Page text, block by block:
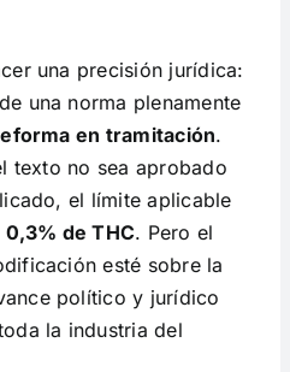
una precisión jurídica:
una norma plenamente
en tramitación.
texto no sea aprobado
el límite aplicable
0,3% de THC. Pero el
esté sobre la
político y jurídico
la industria del